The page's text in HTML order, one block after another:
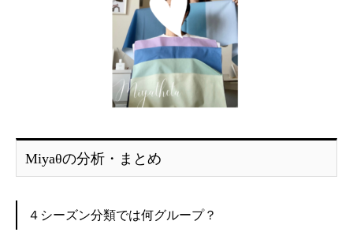
Miyaθの分析・まとめ
４シーズン分類では何グループ？